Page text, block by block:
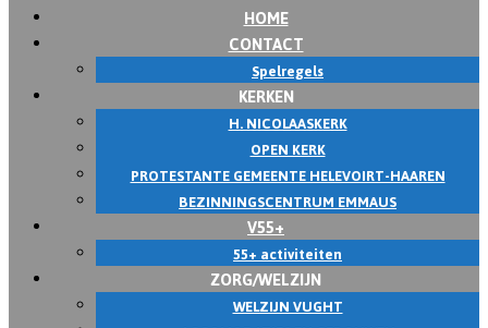
HOME
CONTACT
Spelregels
KERKEN
H. NICOLAASKERK
OPEN KERK
PROTESTANTE GEMEENTE HELEVOIRT-HAAREN
BEZINNINGSCENTRUM EMMAUS
V55+
55+ activiteiten
ZORG/WELZIJN
WELZIJN VUGHT